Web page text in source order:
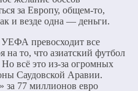
за Европу, общем-то,
и везде одна — деньги.
УЕФА превосходит все
на то, что азиатский футбол
всё это из-за огромных
Саудовской Аравии.
за 77 миллионов евро